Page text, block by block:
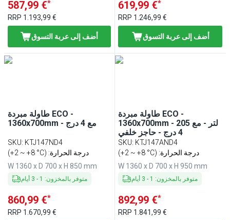
587,99 €*
RRP 1.193,99 €
أضف إلى عربة التسوق
619,99 €*
RRP 1.246,99 €
أضف إلى عربة التسوق
طاولة مبردة ECO -
1360x700mm - مع 4 درج
SKU: KTJ147ND4
(+2 ~ +8 °C) :درجة الحرارة
W 1360 x D 700 x H 850 mm
متوفر بالمخزون:
1
-
3 أيام
860,99 €*
RRP 1.670,99 €
طاولة مبردة ECO -
1360x700mm - 205 لتر - مع
4 درج - حاجز خلفي
SKU: KTJ147AND4
(+2 ~ +8 °C) :درجة الحرارة
W 1360 x D 700 x H 950 mm
متوفر بالمخزون:
1
-
3 أيام
892,99 €*
RRP 1.841,99 €